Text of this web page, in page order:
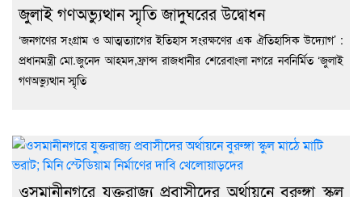
জুলাই গণঅভ্যুত্থান স্মৃতি জাদুঘরের উদ্বোধন
‘জনগণের সংগ্রাম ও আত্মত্যাগের ইতিহাস সংরক্ষণের এক ঐতিহাসিক উদ্যোগ’ :
প্রধানমন্ত্রী মো.জুনেদ আহমদ,ফ্রান্স রাজধানীর শেরেবাংলা নগরে নবনির্মিত ‘জুলাই
গণঅভ্যুত্থান স্মৃতি
ওসমানীনগরে যুক্তরাজ্য প্রবাসীদের অর্থায়নে বুরুঙ্গা স্কুল